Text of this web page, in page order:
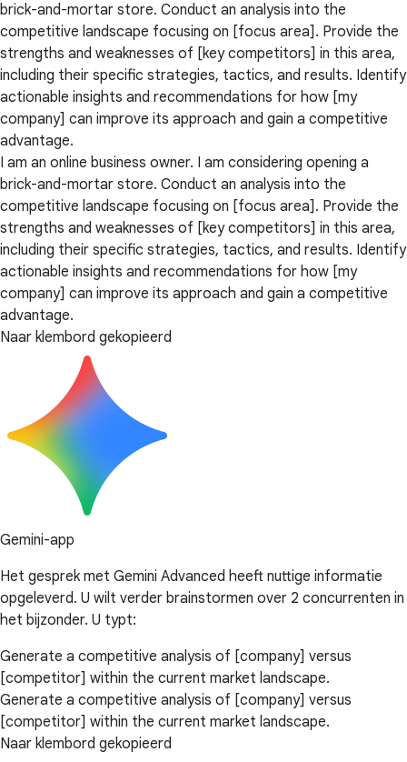
brick-and-mortar store. Conduct an analysis into the
competitive landscape focusing on [focus area]. Provide the
strengths and weaknesses of [key competitors] in this area,
including their specific strategies, tactics, and results. Identify
actionable insights and recommendations for how [my
company] can improve its approach and gain a competitive
advantage.
I am an online business owner. I am considering opening a
brick-and-mortar store. Conduct an analysis into the
competitive landscape focusing on [focus area]. Provide the
strengths and weaknesses of [key competitors] in this area,
including their specific strategies, tactics, and results. Identify
actionable insights and recommendations for how [my
company] can improve its approach and gain a competitive
advantage.
Naar klembord gekopieerd
Gemini-app
Het gesprek met Gemini Advanced heeft nuttige informatie
opgeleverd. U wilt verder brainstormen over 2 concurrenten in
het bijzonder. U typt:
Generate a competitive analysis of [company] versus
[competitor] within the current market landscape.
Generate a competitive analysis of [company] versus
[competitor] within the current market landscape.
Naar klembord gekopieerd